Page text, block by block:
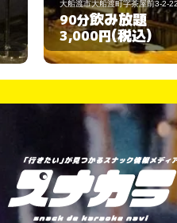
釜石市大町1-9-12
60分飲み放題
3,000円(税込)